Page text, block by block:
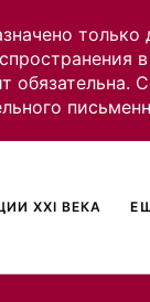
только
обязательна.
XXI ВЕКА